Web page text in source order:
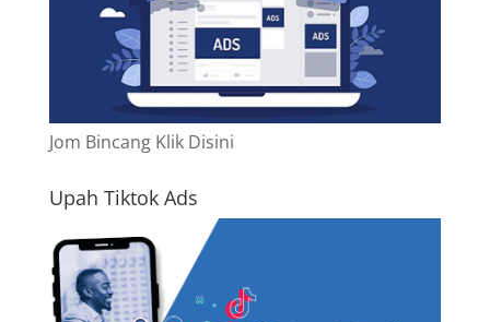
Jom Bincang Klik Disini
Upah Tiktok Ads